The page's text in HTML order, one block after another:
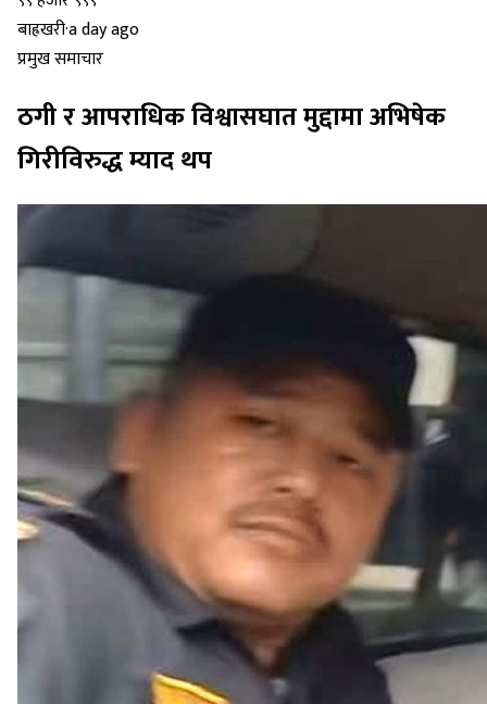
बाह्रखरी·a day ago
प्रमुख समाचार
ठगी र आपराधिक विश्वासघात मुद्दामा अभिषेक
गिरीविरुद्ध म्याद थप